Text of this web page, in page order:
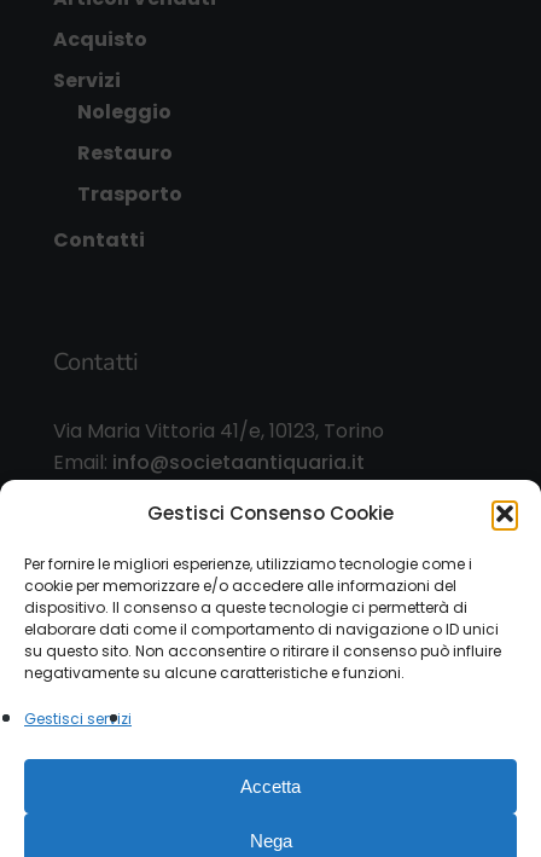
Gestisci Consenso Cookie
Per fornire le migliori esperienze, utilizziamo tecnologie come i
cookie per memorizzare e/o accedere alle informazioni del
dispositivo. Il consenso a queste tecnologie ci permetterà di
elaborare dati come il comportamento di navigazione o ID unici
su questo sito. Non acconsentire o ritirare il consenso può influire
negativamente su alcune caratteristiche e funzioni.
Gestisci servizi
Accetta
Nega
Acquisto
Servizi
Noleggio
Restauro
Trasporto
Contatti
Contatti
Via Maria Vittoria 41/e, 10123, Torino
Email: info@societaantiquaria.it
Orari:
dal lunedì al sabato, 9.00/13.00 – 15.30/19.30, o
su appuntamento
© 2026 Società Antiquaria. - P.IVA 12151470015 |